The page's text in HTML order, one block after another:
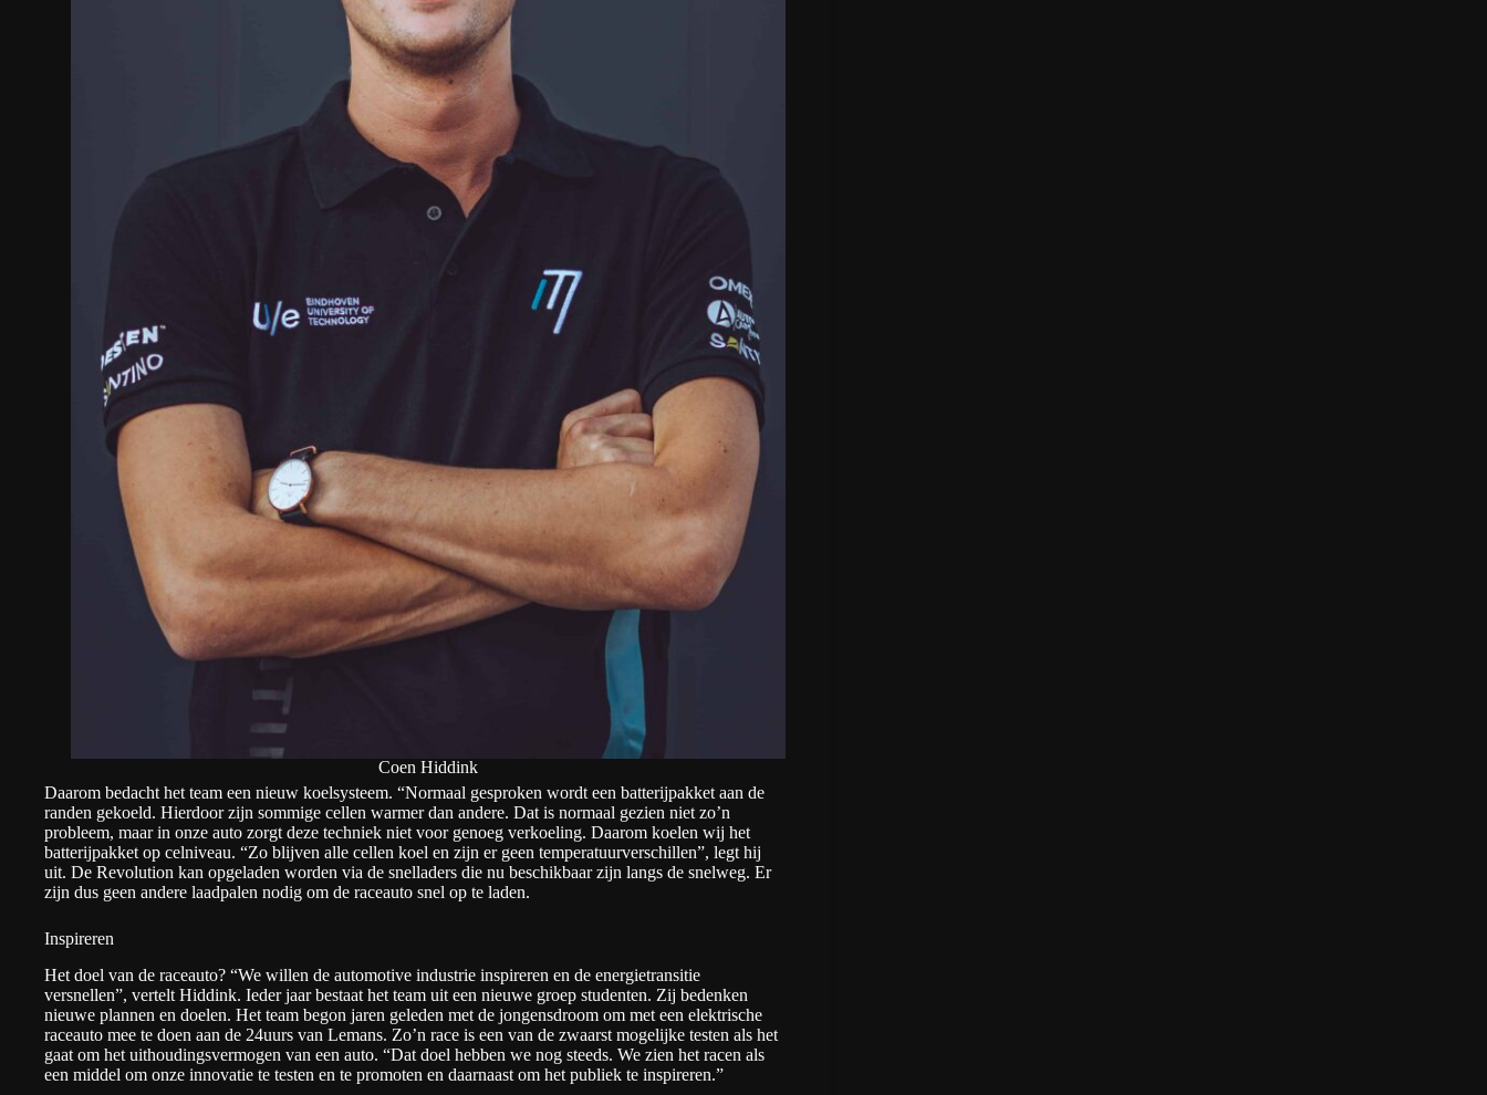
Coen Hiddink
Daarom bedacht het team een nieuw koelsysteem. “Normaal gesproken wordt een batterijpakket aan de
randen gekoeld. Hierdoor zijn sommige cellen warmer dan andere. Dat is normaal gezien niet zo’n
probleem, maar in onze auto zorgt deze techniek niet voor genoeg verkoeling. Daarom koelen wij het
batterijpakket op celniveau. “Zo blijven alle cellen koel en zijn er geen temperatuurverschillen”, legt hij
uit. De Revolution kan opgeladen worden via de snelladers die nu beschikbaar zijn langs de snelweg. Er
zijn dus geen andere laadpalen nodig om de raceauto snel op te laden.
Inspireren
Het doel van de raceauto? “We willen de automotive industrie inspireren en de energietransitie
versnellen”, vertelt Hiddink. Ieder jaar bestaat het team uit een nieuwe groep studenten. Zij bedenken
nieuwe plannen en doelen. Het team begon jaren geleden met de jongensdroom om met een elektrische
raceauto mee te doen aan de 24uurs van Lemans. Zo’n race is een van de zwaarst mogelijke testen als het
gaat om het uithoudingsvermogen van een auto. “Dat doel hebben we nog steeds. We zien het racen als
een middel om onze innovatie te testen en te promoten en daarnaast om het publiek te inspireren.”